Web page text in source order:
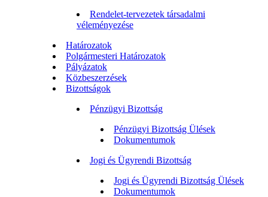
Rendelet-tervezetek társadalmi
véleményezése
Határozatok
Polgármesteri Határozatok
Pályázatok
Közbeszerzések
Bizottságok
Pénzügyi Bizottság
Pénzügyi Bizottság Ülések
Dokumentumok
Jogi és Ügyrendi Bizottság
Jogi és Ügyrendi Bizottság Ülések
Dokumentumok